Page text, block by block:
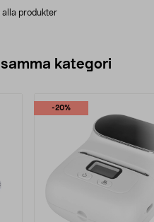
alla produkter
kategori
-20%